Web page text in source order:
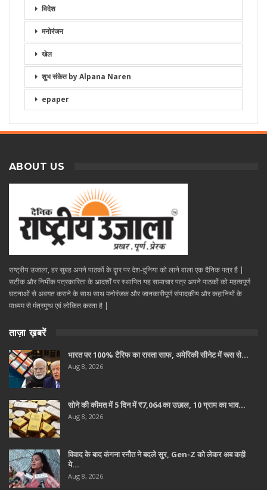
विदेश
मनोरंजन
खेल
शुभ संकेत by Alpana Naren
epaper
ABOUT US
राष्ट्रीय उजाला, हर सुबह अपने पाठकों के दॄार पर देश-दुनिया को लाने वाला एक दैनिक पत्र है |
सटीक और निभींक पत्रकारिता के आदर्शों पर स्थापित यह सामाचार पत्र अपने पाठकों को महत्वपूर्ण
घटनाओं से अवगत कराने के साथ साथ मनोरंजक और जानकारीपूर्ण संपादकीय और कहानियों के
माध्यम से मंत्रमुग्ध एवं लोकित करता है |
ताज़ा ख़बरें
भारत पर 100% टैरिफ का रास्ता साफ, अमेरिकी सीनेट में रूस से…
Aug 8, 2026
सोने की कीमत में 5 दिन में ₹7,064 का उछाल, 10 ग्राम का भाव…
Aug 8, 2026
विवाद के बाद कंगना रनौत ने बदले सुर, Gen-Z को लेकर अब कही
ये…
Aug 8, 2026